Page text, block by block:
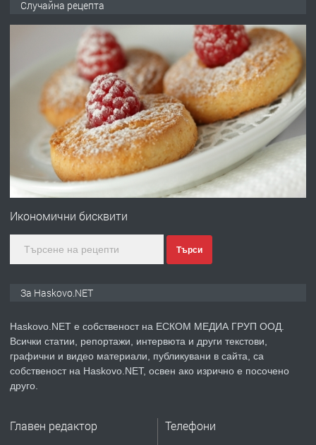
преди 5 дни
ПРЕДЛАГА
№4120 Магазин/Офис под наем в кв.
Любен Каравелов, Хасково-близо до
градската градина!
преди 5 дни
ПРЕДЛАГА
ПРОСТОРЕН ТРИСТАЕН
КУБА
преди 5 дни
ПРЕДЛАГА СГЛОБЯВАНЕ НА МЕБЕЛИ.
Случайна рецепта
Икономични бисквити
Търси
За Haskovo.NET
Haskovo.NET е собственост на ЕСКОМ МЕДИА ГРУП ООД.
Всички статии, репортажи, интервюта и други текстови,
графични и видео материали, публикувани в сайта, са
собственост на Haskovo.NET, освен ако изрично е посочено
друго.
Главен редактор Телефони